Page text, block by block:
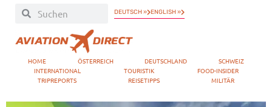
DEUTSCH » ENGLISH »
HOME ÖSTERREICH DEUTSCHLAND
SCHWEIZ
INTERNATIONAL
TOURISTIK
FOOD-INSIDER
TRIPREPORTS
REISETIPPS MILITÄR